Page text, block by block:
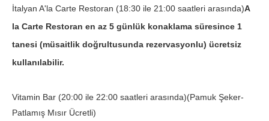
İtalyan A'la Carte Restoran (18:30 ile 21:00 saatleri arasında)A
la Carte Restoran en az 5 günlük konaklama süresince 1
tanesi (müsaitlik doğrultusunda rezervasyonlu) ücretsiz
kullanılabilir.
Vitamin Bar (20:00 ile 22:00 saatleri arasında)(Pamuk Şeker-
Patlamış Mısır Ücretli)